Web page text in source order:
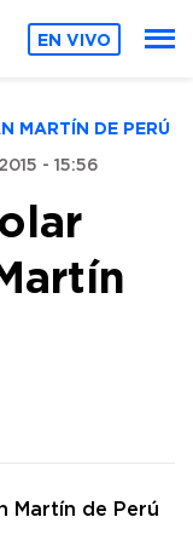
EN VIVO
MARTÍN DE PERÚ
- 15:56